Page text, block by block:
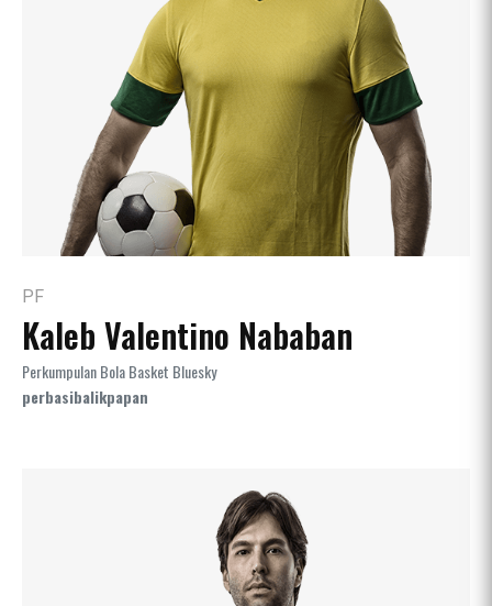
PF
Kaleb Valentino Nababan
Perkumpulan Bola Basket Bluesky
perbasibalikpapan